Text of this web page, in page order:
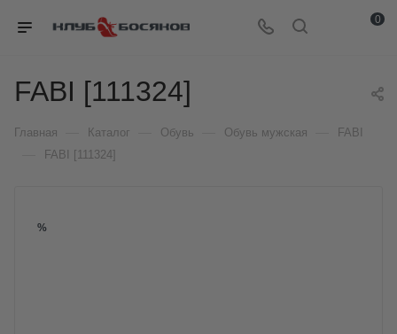
0
FABI [111324]
Главная Каталог Обувь Обувь мужская FABI
FABI [111324]
%